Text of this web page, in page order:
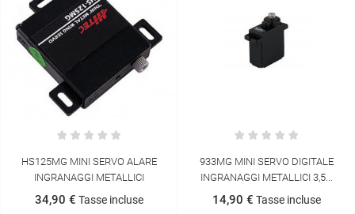
HS125MG MINI SERVO ALARE
INGRANAGGI METALLICI
34,90 € Tasse incluse
933MG MINI SERVO DIGITALE
INGRANAGGI METALLICI 3,5...
14,90 € Tasse incluse